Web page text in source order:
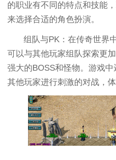
的职业有不同的特点和技能
来选择合适的角色扮演。
组队与PK：在传奇世界
可以与其他玩家组队探索更
强大的BOSS和怪物。游戏
其他玩家进行刺激的对战，